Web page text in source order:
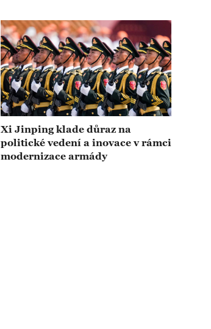
Xi Jinping klade důraz na
politické vedení a inovace v rámci
modernizace armády